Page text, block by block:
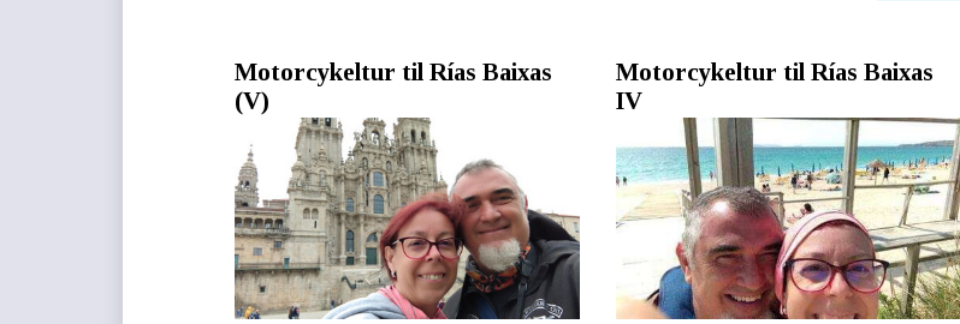
Motorcykeltur til Rías Baixas
(V)
Motorcykeltur til Rías Baixas
IV